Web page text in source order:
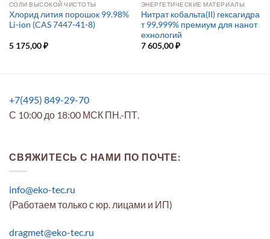
СОЛИ ВЫСОКОЙ ЧИСТОТЫ
Хлорид лития порошок 99.98%
Li-ion (CAS 7447-41-8)
5 175,00₽
ЭНЕРГЕТИЧЕСКИЕ МАТЕРИАЛЫ
Нитрат кобальта(II) гексагидра
т 99,999% премиум для нанот
ехнологий
7 605,00₽
+7(495) 849-29-70
С 10:00 до 18:00 МСК ПН.-ПТ.
СВЯЖИТЕСЬ С НАМИ ПО ПОЧТЕ:
info@eko-tec.ru
(Работаем только с юр. лицами и ИП)
dragmet@eko-tec.ru